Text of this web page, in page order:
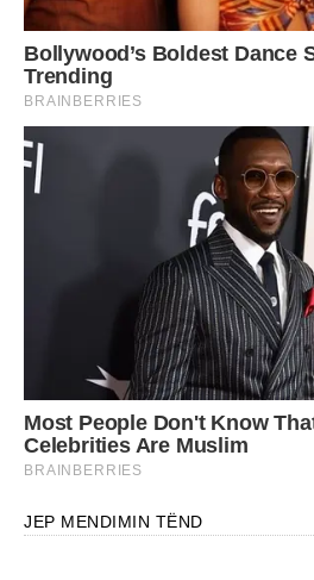
JEP MENDIMIN TËND